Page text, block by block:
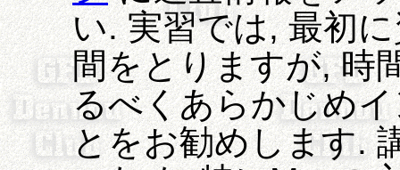
い. 実習では, 最初
間をとりますが, 時
るべくあらかじめ
とをお勧めします.